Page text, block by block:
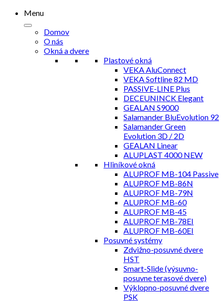
Menu
Domov
O nás
Okná a dvere
Plastové okná
VEKA AluConnect
VEKA Softline 82 MD
PASSIVE-LINE Plus
DECEUNINCK Elegant
GEALAN S9000
Salamander BluEvolution 92
Salamander Green
Evolution 3D / 2D
GEALAN Linear
ALUPLAST 4000 NEW
Hliníkové okná
ALUPROF MB-104 Passive
ALUPROF MB-86N
ALUPROF MB-79N
ALUPROF MB-60
ALUPROF MB-45
ALUPROF MB-78EI
ALUPROF MB-60EI
Posuvné systémy
Zdvižno-posuvné dvere
HST
Smart-Slide (výsuvno-
posuvne terasové dvere)
Výklopno-posuvné dvere
PSK